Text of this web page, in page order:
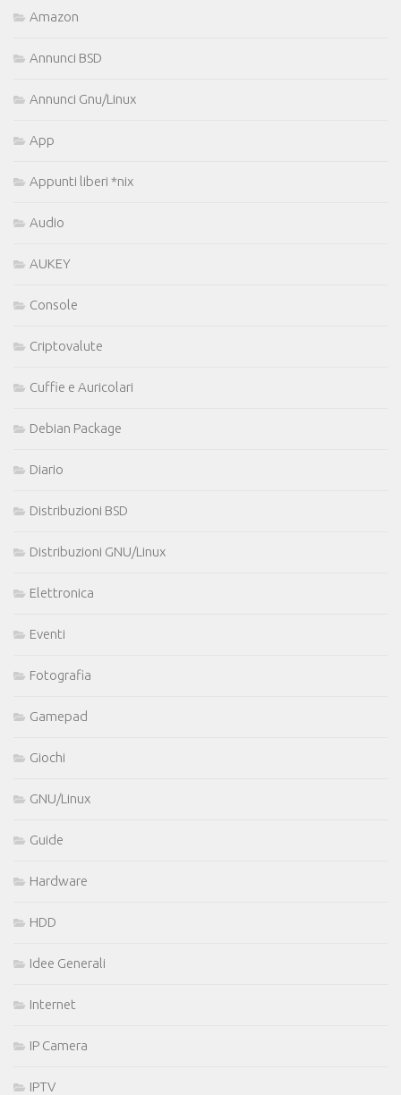
Amazon
Annunci BSD
Annunci Gnu/Linux
App
Appunti liberi *nix
Audio
AUKEY
Console
Criptovalute
Cuffie e Auricolari
Debian Package
Diario
Distribuzioni BSD
Distribuzioni GNU/Linux
Elettronica
Eventi
Fotografia
Gamepad
Giochi
GNU/Linux
Guide
Hardware
HDD
Idee Generali
Internet
IP Camera
IPTV